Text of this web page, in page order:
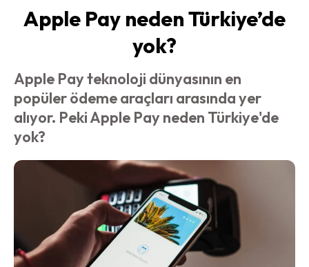
Apple Pay neden Türkiye’de
yok?
Apple Pay teknoloji dünyasının en
popüler ödeme araçları arasında yer
alıyor. Peki Apple Pay neden Türkiye'de
yok?